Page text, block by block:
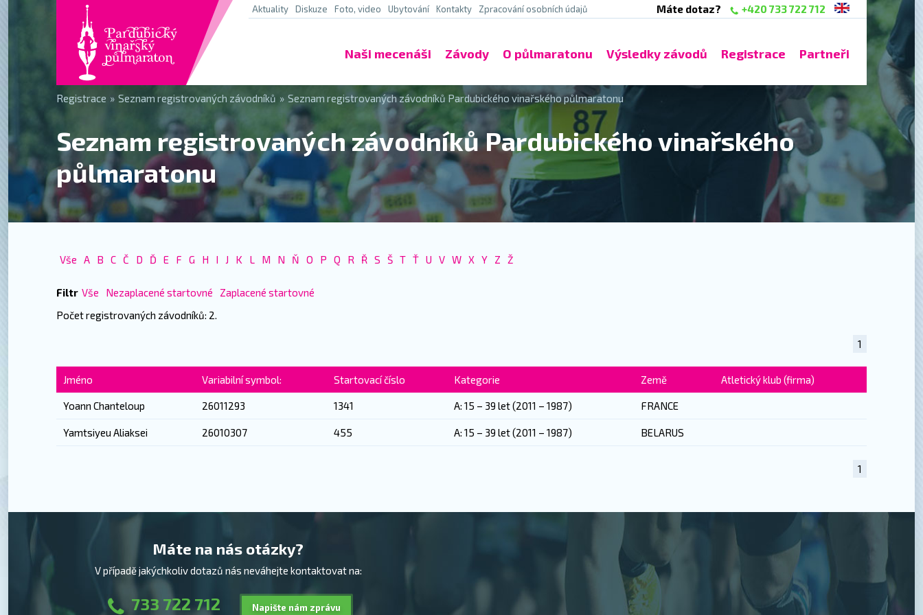
Máte dotaz? +420 733 722 712
Aktuality Diskuze Foto, video Ubytování Kontakty Zpracování osobních údajů
Naši mecenáši Závody O půlmaratonu Výsledky závodů Registrace Partneři
Registrace » Seznam registrovaných závodníků » Seznam registrovaných závodníků Pardubického vinařského půlmaratonu
Seznam registrovaných závodníků Pardubického vinařského
půlmaratonu
Vše A B C Č D Ď E F G H I J K L M N Ň O P Q R Ř S Š T Ť U V W X Y Z Ž
Filtr Vše Nezaplacené startovné
Zaplacené startovné
Počet registrovaných závodníků: 2.
1
Jméno Variabilní symbol: Startovací číslo Kategorie Země Atletický klub (firma)
Yoann Chanteloup 26011293 1341 A: 15 – 39 let (2011 – 1987) FRANCE
Yamtsiyeu Aliaksei 26010307 455 A: 15 – 39 let (2011 – 1987) BELARUS
1
Máte na nás otázky?
V případě jakýchkoliv dotazů nás neváhejte kontaktovat na:
733 722 712 Napište nám zprávu